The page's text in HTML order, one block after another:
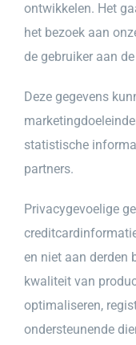
ontwikkelen. Het
het bezoek aan
de gebruiker aan
Deze gegevens
statistische
partners.
Privacygevoelige
en niet aan derden
kwaliteit van
optimaliseren,
ondersteunende